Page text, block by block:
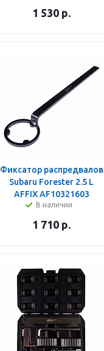
1 530 р.
Фиксатор распредвалов
Subaru Forester 2.5 L
AFFIX AF10321603
В наличии
1 710 р.